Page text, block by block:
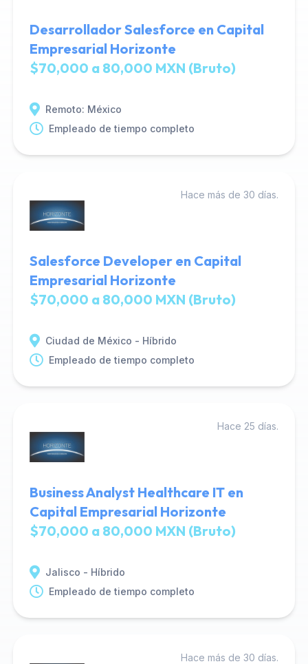
Desarrollador Salesforce en Capital
Empresarial Horizonte
$70,000 a 80,000 MXN (Bruto)
Remoto: México
Empleado de tiempo completo
Hace más de 30 días.
Salesforce Developer en Capital
Empresarial Horizonte
$70,000 a 80,000 MXN (Bruto)
Ciudad de México - Híbrido
Empleado de tiempo completo
Hace 25 días.
Business Analyst Healthcare IT en
Capital Empresarial Horizonte
$70,000 a 80,000 MXN (Bruto)
Jalisco - Híbrido
Empleado de tiempo completo
Hace más de 30 días.